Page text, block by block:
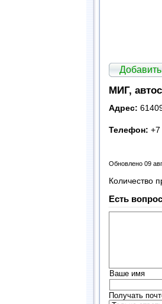
МИГ,
Адрес:
Телефон: +7
Обновлено 09
Количество
Есть
Ваше имя
Получать